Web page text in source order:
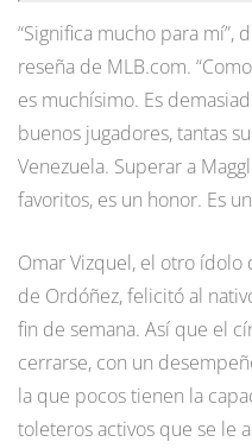
“Significa mucho para mí”,
reseña de MLB.com.
es muchísimo. Es
buenos jugadores, tantas
Venezuela. Superar a
favoritos, es un honor. Es
Omar Vizquel, el otro ídolo
de Ordóñez, felicitó al
fin de semana. Así que el
cerrarse, con un
la que pocos tienen la
toleteros activos que se le